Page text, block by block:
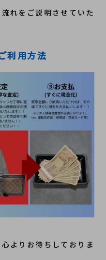
れをご説明させていた
利用方法
よりお待ちしておりま